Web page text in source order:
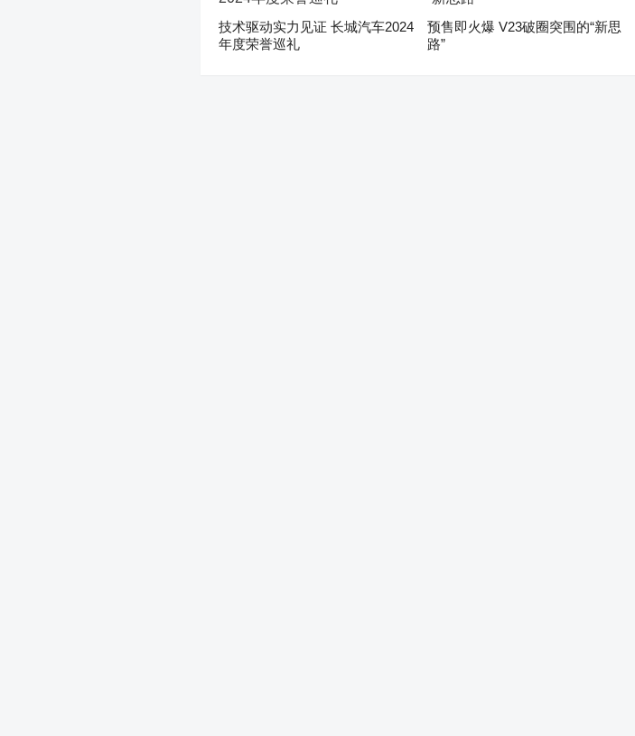
技术驱动实力见证 长城汽车2024
年度荣誉巡礼
预售即火爆 V23破圈突围的“新思
路”